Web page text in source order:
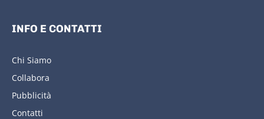
INFO E CONTATTI
Chi Siamo
Collabora
Pubblicità
Contatti